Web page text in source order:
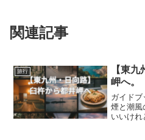
関連記事
旅行
【東
岬へ。
ガイド
煙と潮風
いいけれ